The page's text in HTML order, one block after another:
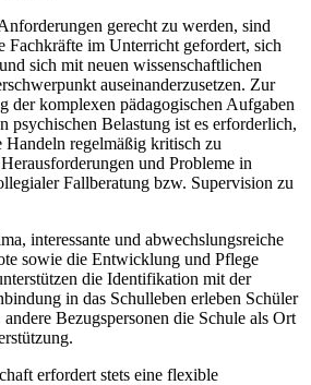
gerecht zu werden, sind
Fachkräfte im Unterricht gefordert, sich
sich mit neuen wissenschaftlichen
auseinanderzusetzen. Zur
der komplexen pädagogischen Aufgaben
psychischen Belastung ist es erforderlich,
Handeln regelmäßig kritisch zu
und Probleme in
Fallberatung bzw. Supervision zu
interessante und abwechslungsreiche
sowie die Entwicklung und Pflege
die Identifikation mit der
in das Schulleben erleben Schüler
Bezugspersonen die Schule als Ort
erfordert stets eine flexible